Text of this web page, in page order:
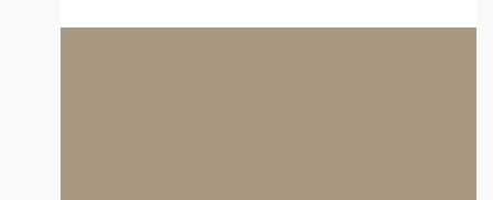
sa na budúci rok. Prajem vam este veľa ta ...